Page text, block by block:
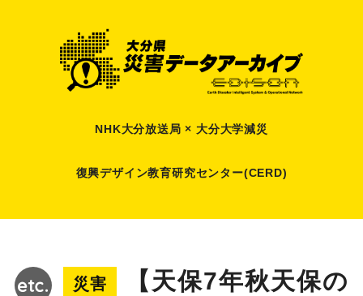
NHK大分放送局 × 大分大学減災
復興デザイン教育研究センター(CERD)
災害
【天保7年秋天保の